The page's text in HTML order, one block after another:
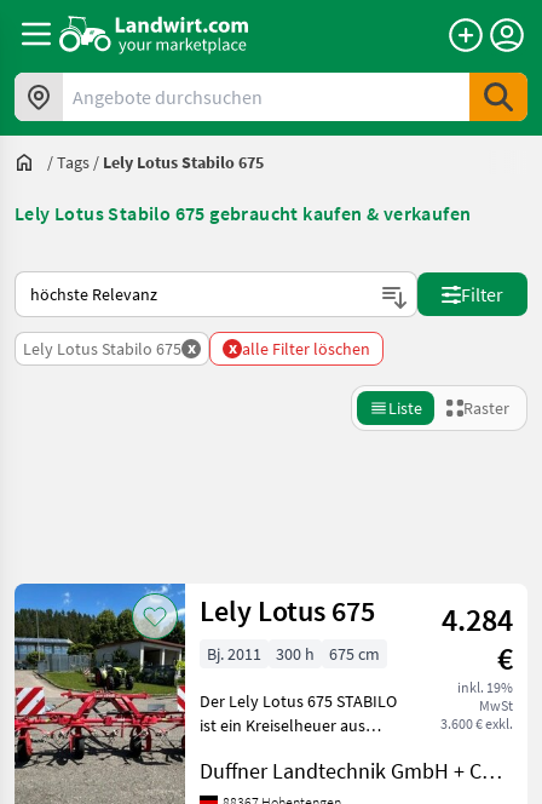
Angebote durchsuchen
/Tags / Lely Lotus Stabilo 675
Lely Lotus Stabilo 675 gebraucht kaufen & verkaufen
So wird auf Landwirt.com sortiert
Filter
Lely Lotus Stabilo 675 x x alle Filter löschen
Liste Raster
Kategorie 2 Land Filter
AKTUELLER
PFAD
Lely
Lotus
Stabilo
Zurücksetzen
Ergebnisse
anzeigen
Lely Lotus 675
4.284
€
inkl. 19%
MwSt
3.600 € exkl.
Bj. 2011 300 h 675 cm
Der Lely Lotus 675 STABILO
ist ein Kreiselheuer aus
optimal für den Einsatz in
der Grünlandwirtschaft
Duffner Landtechnik GmbH + Co KG